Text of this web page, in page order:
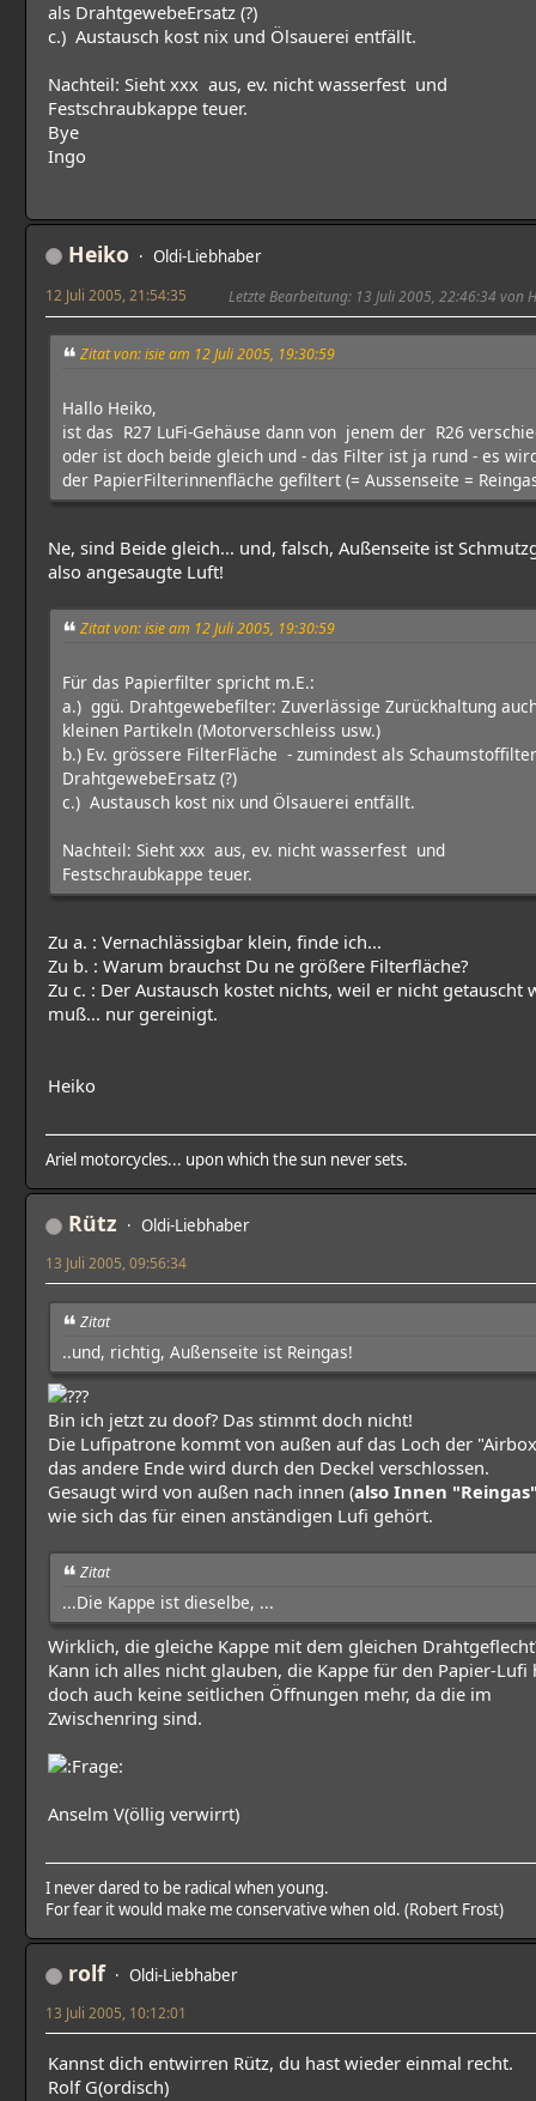
als DrahtgewebeErsatz (?)
c.) Austausch kost nix und Ölsauerei entfällt.
Nachteil: Sieht xxx aus, ev. nicht wasserfest und
Festschraubkappe teuer.
Bye
Ingo
Heiko Oldi-Liebhaber
12 Juli 2005, 21:54:35 Letzte Bearbeitung: 13 Juli 2005, 22:46:34 von
Zitat von: isie am 12 Juli 2005, 19:30:59
Hallo Heiko,
ist das R27 LuFi-Gehäuse dann von jenem der R26
oder ist doch beide gleich und - das Filter ist ja rund - es
der PapierFilterinnenfläche gefiltert (= Aussenseite =
Ne, sind Beide gleich... und, falsch, Außenseite ist
also angesaugte Luft!
Zitat von: isie am 12 Juli 2005, 19:30:59
Für das Papierfilter spricht m.E.:
a.) ggü. Drahtgewebefilter: Zuverlässige Zurückhaltung
kleinen Partikeln (Motorverschleiss usw.)
b.) Ev. grössere FilterFläche - zumindest als
DrahtgewebeErsatz (?)
c.) Austausch kost nix und Ölsauerei entfällt.
Nachteil: Sieht xxx aus, ev. nicht wasserfest und
Festschraubkappe teuer.
Zu a. : Vernachlässigbar klein, finde ich...
Zu b. : Warum brauchst Du ne größere Filterfläche?
Zu c. : Der Austausch kostet nichts, weil er nicht getauscht
muß... nur gereinigt.
Heiko
Ariel motorcycles... upon which the sun never sets.
Rütz Oldi-Liebhaber
13 Juli 2005, 09:56:34
Zitat
..und, richtig, Außenseite ist Reingas!
Bin ich jetzt zu doof? Das stimmt doch nicht!
Die Lufipatrone kommt von außen auf das Loch der
das andere Ende wird durch den Deckel verschlossen.
Gesaugt wird von außen nach innen (also Innen
wie sich das für einen anständigen Lufi gehört.
Zitat
...Die Kappe ist dieselbe, ...
Wirklich, die gleiche Kappe mit dem gleichen
Kann ich alles nicht glauben, die Kappe für den Papier-Lufi
doch auch keine seitlichen Öffnungen mehr, da die im
Zwischenring sind.
Anselm V(öllig verwirrt)
I never dared to be radical when young.
For fear it would make me conservative when old. (Robert Frost)
rolf Oldi-Liebhaber
13 Juli 2005, 10:12:01
Kannst dich entwirren Rütz, du hast wieder einmal recht.
Rolf G(ordisch)